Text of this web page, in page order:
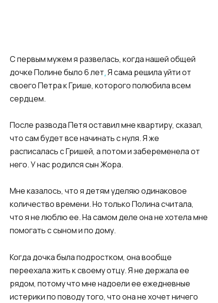
С первым мужем я развелась, когда нашей общей
дочке Полине было 6 лет.Я сама решила уйти от
своего Петра к Грише, которого полюбила всем
сердцем.
После развода Петя оставил мне квартиру, сказал,
что сам будет все начинать с нуля. Я же
расписалась с Гришей, а потом и забеременела от
него. У нас родился сын Жора.
Мне казалось, что я детям уделяю одинаковое
количество времени. Но только Полина считала,
что я не люблю ее. На самом деле она не хотела мне
помогать с сыном и по дому.
Когда дочка была подростком, она вообще
переехала жить к своему отцу. Я не держала ее
рядом, потому что мне надоели ее ежедневные
истерики по поводу того, что она не хочет ничего